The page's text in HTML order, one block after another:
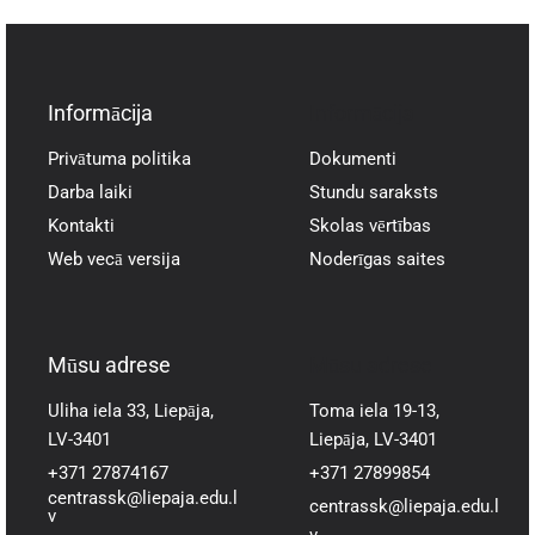
Informācija
Privātuma politika
Darba laiki
Kontakti
Web vecā versija
Dokumenti
Stundu saraksts
Skolas vērtības
Noderīgas saites
Mūsu adrese
Uliha iela 33, Liepāja,
LV-3401
+371 27874167
centrassk@liepaja.edu.l
v
Toma iela 19-13,
Liepāja, LV-3401
+371 27899854
centrassk@liepaja.edu.l